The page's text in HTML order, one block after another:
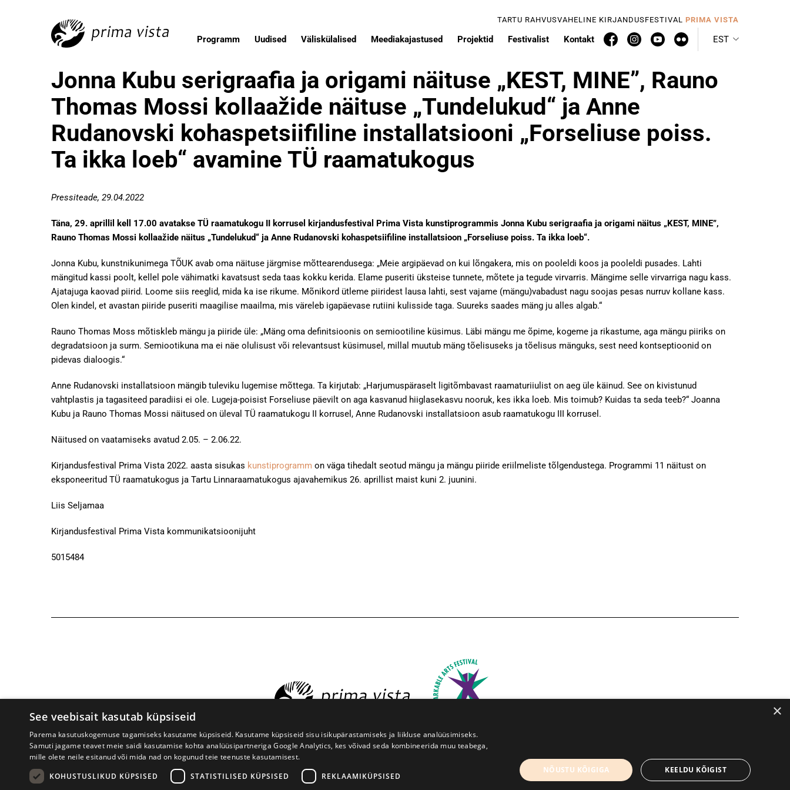
TARTU RAHVUSVAHELINE KIRJANDUSFESTIVAL PRIMA VISTA
Programm Uudised Väliskülalised Meediakajastused Projektid Festivalist Kontakt EST
Jonna Kubu serigraafia ja origami näituse „KEST, MINE”, Rauno
Thomas Mossi kollaažide näituse „Tundelukud“ ja Anne
Rudanovski kohaspetsiifiline installatsiooni „Forseliuse poiss.
Ta ikka loeb“ avamine TÜ raamatukogus
Pressiteade, 29.04.2022
Täna, 29. aprillil kell 17.00 avatakse TÜ raamatukogu II korrusel kirjandusfestival Prima Vista kunstiprogrammis Jonna Kubu serigraafia ja origami näitus „KEST, MINE”,
Rauno Thomas Mossi kollaažide näitus „Tundelukud“ ja Anne Rudanovski kohaspetsiifiline installatsioon „Forseliuse poiss. Ta ikka loeb“.
Jonna Kubu, kunstnikunimega TÕUK avab oma näituse järgmise mõttearendusega: „Meie argipäevad on kui lõngakera, mis on pooleldi koos ja pooleldi pusades. Lahti
mängitud kassi poolt, kellel pole vähimatki kavatsust seda taas kokku kerida. Elame puseriti üksteise tunnete, mõtete ja tegude virvarris. Mängime selle virvarriga nagu kass.
Ajatajuga kaovad piirid. Loome siis reeglid, mida ka ise rikume. Mõnikord ütleme piiridest lausa lahti, sest vajame (mängu)vabadust nagu soojas pesas nurruv kollane kass.
Olen kindel, et avastan piiride puseriti maagilise maailma, mis väreleb igapäevase rutiini kulisside taga. Suureks saades mäng ju alles algab.“
Rauno Thomas Moss mõtiskleb mängu ja piiride üle: „Mäng oma definitsioonis on semiootiline küsimus. Läbi mängu me õpime, kogeme ja rikastume, aga mängu piiriks on
degradatsioon ja surm. Semiootikuna ma ei näe olulisust või relevantsust küsimusel, millal muutub mäng tõelisuseks ja tõelisus mänguks, sest need kontseptioonid on
pidevas dialoogis.“
Anne Rudanovski installatsioon mängib tuleviku lugemise mõttega. Ta kirjutab: „Harjumuspäraselt ligitõmbavast raamaturiiulist on aeg üle käinud. See on kivistunud
vahtplastis ja tagasiteed paradiisi ei ole. Lugeja-poisist Forseliuse päevilt on aga kasvanud hiiglasekasvu nooruk, kes ikka loeb. Mis toimub? Kuidas ta seda teeb?“ Joanna
Kubu ja Rauno Thomas Mossi näitused on üleval TÜ raamatukogu II korrusel, Anne Rudanovski installatsioon asub raamatukogu III korrusel.
Näitused on vaatamiseks avatud 2.05. – 2.06.22.
Kirjandusfestival Prima Vista 2022. aasta sisukas kunstiprogramm on väga tihedalt seotud mängu ja mängu piiride eriilmeliste tõlgendustega. Programmi 11 näitust on
eksponeeritud TÜ raamatukogus ja Tartu Linnaraamatukogus ajavahemikus 26. aprillist maist kuni 2. juunini.
Liis Seljamaa
Kirjandusfestival Prima Vista kommunikatsioonijuht
5015484
Prima Vista kirjandusfestival W. Struve 1, Tartu 50091 info@kirjandusfestival.tartu.ee Kontaktid
×
See veebisait kasutab küpsiseid
Parema kasutuskogemuse tagamiseks kasutame küpsiseid. Kasutame küpsiseid sisu isikupärastamiseks ja liikluse analüüsimiseks.
Samuti jagame teavet meie saidi kasutamise kohta analüüsipartneriga Google Analytics, kes võivad seda kombineerida muu teabega,
mille olete neile esitanud või mida nad on kogunud teie teenuste kasutamisest.
KOHUSTUSLIKUD KÜPSISED
STATISTILISED KÜPSISED REKLAAMIKÜPSISED
NÕUSTU KÕIGIGA KEELDU KÕIGIST